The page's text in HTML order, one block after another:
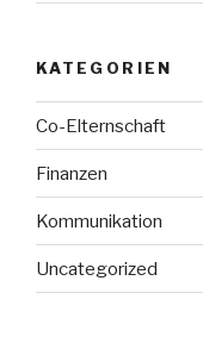
KATEGORIEN
Co-Elternschaft
Finanzen
Kommunikation
Uncategorized